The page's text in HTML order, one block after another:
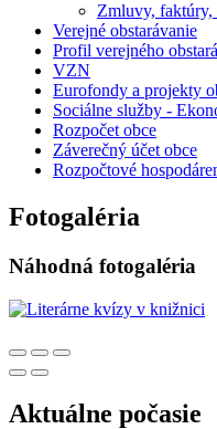
Zmluvy, faktúry,
Verejné obstarávanie
Profil verejného
VZN
Eurofondy a projekty
Sociálne služby -
Rozpočet obce
Záverečný účet obce
Rozpočtové
Fotogaléria
Náhodná fotogaléria
Aktuálne počasie